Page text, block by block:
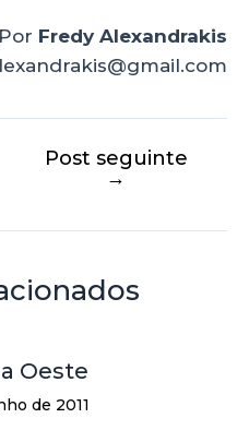
Por Fredy Alexandrakis
Post seguinte
→
Oeste
de 2011